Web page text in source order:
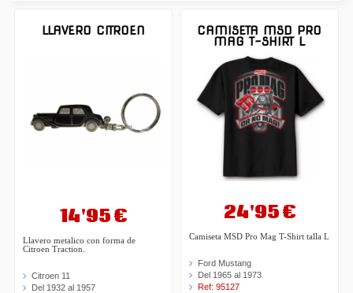
LLAVERO CITROEN
14'95 €
Llavero metalico con forma de
Citroen Traction.
Citroen 11
Del 1932 al 1957
CAMISETA MSD PRO
MAG T-SHIRT L
24'95 €
Camiseta MSD Pro Mag T-Shirt talla L
Ford Mustang
Del 1965 al 1973
Ref: 95127